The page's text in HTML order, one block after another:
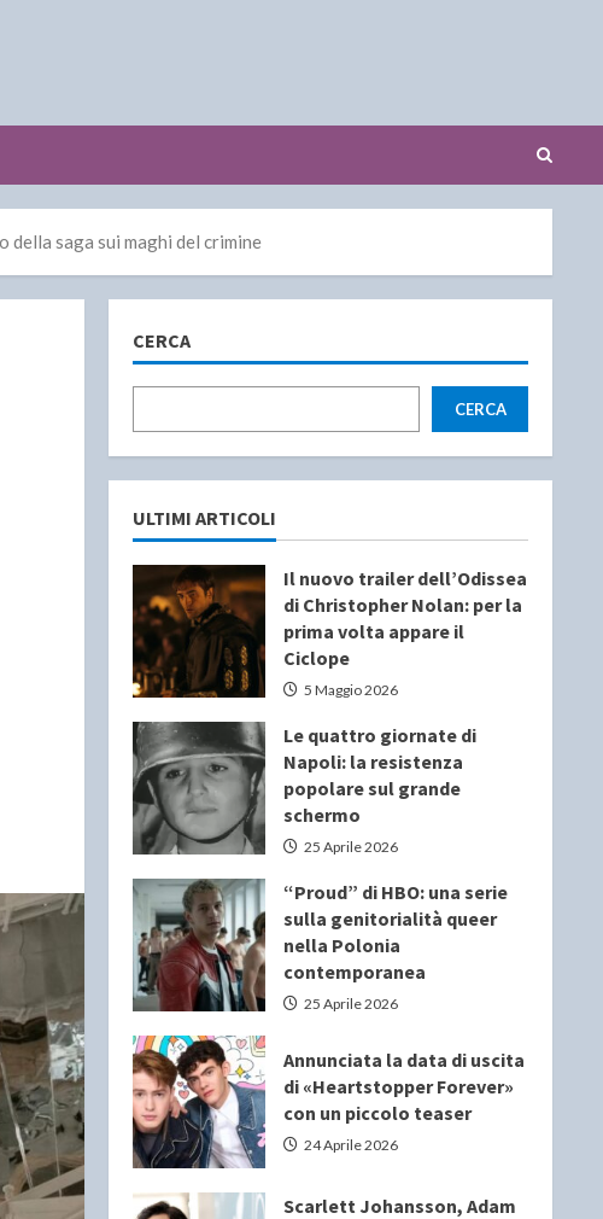
della saga sui maghi del crimine
CERCA
CERCA
ULTIMI ARTICOLI
Il nuovo trailer dell’Odissea
di Christopher Nolan: per la
prima volta appare il
Ciclope
5 Maggio 2026
Le quattro giornate di
Napoli: la resistenza
popolare sul grande
schermo
25 Aprile 2026
“Proud” di HBO: una serie
sulla genitorialità queer
nella Polonia
contemporanea
25 Aprile 2026
Annunciata la data di uscita
di «Heartstopper Forever»
con un piccolo teaser
24 Aprile 2026
Scarlett Johansson, Adam